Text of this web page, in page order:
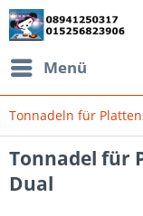
Menü
Tonnadeln für
Tonnadel für
Dual